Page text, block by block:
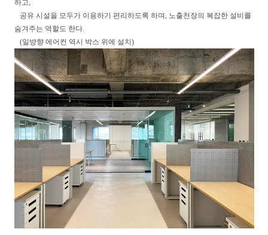
하고,
공유 시설을 모두가 이용하기 편리하도록 하며, 노출천장의 복잡한 설비를
숨겨주는 역할도 한다.
(일방향 에어컨 역시 박스 위에 설치)